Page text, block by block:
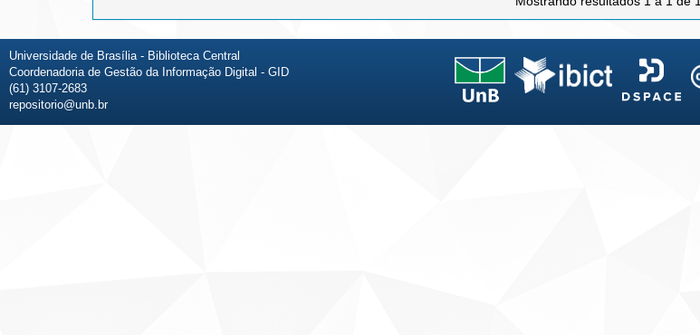
Universidade de Brasília - Biblioteca Central
Coordenadoria de Gestão da Informação Digital - GID
(61) 3107-2683
repositorio@unb.br